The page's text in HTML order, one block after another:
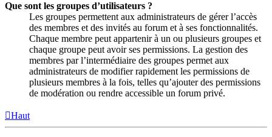
Que sont les groupes d’utilisateurs ?
Les groupes permettent aux administrateurs de gérer l’accès
des membres et des invités au forum et à ses fonctionnalités.
Chaque membre peut appartenir à un ou plusieurs groupes et
chaque groupe peut avoir ses permissions. La gestion des
membres par l’intermédiaire des groupes permet aux
administrateurs de modifier rapidement les permissions de
plusieurs membres à la fois, telles qu’ajouter des permissions
de modération ou rendre accessible un forum privé.
Haut